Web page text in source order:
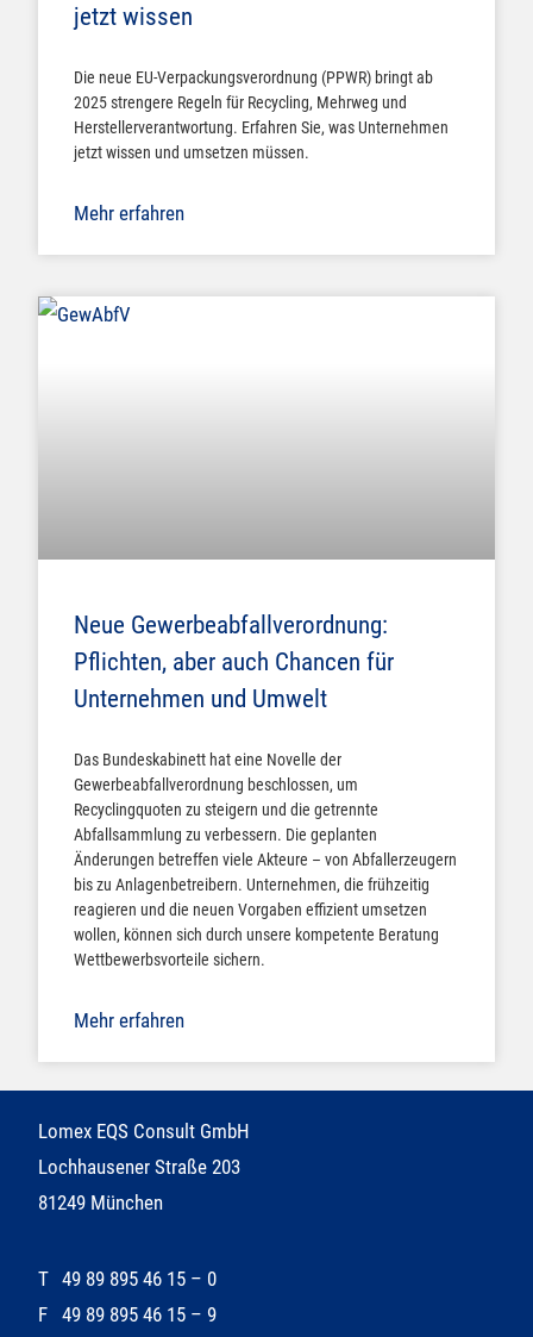
jetzt wissen
Die neue EU-Verpackungsverordnung (PPWR) bringt ab
2025 strengere Regeln für Recycling, Mehrweg und
Herstellerverantwortung. Erfahren Sie, was Unternehmen
jetzt wissen und umsetzen müssen.
Mehr erfahren
Neue Gewerbeabfallverordnung:
Pflichten, aber auch Chancen für
Unternehmen und Umwelt
Das Bundeskabinett hat eine Novelle der
Gewerbeabfallverordnung beschlossen, um
Recyclingquoten zu steigern und die getrennte
Abfallsammlung zu verbessern. Die geplanten
Änderungen betreffen viele Akteure – von Abfallerzeugern
bis zu Anlagenbetreibern. Unternehmen, die frühzeitig
reagieren und die neuen Vorgaben effizient umsetzen
wollen, können sich durch unsere kompetente Beratung
Wettbewerbsvorteile sichern.
Mehr erfahren
Lomex EQS Consult GmbH
Lochhausener Straße 203
81249 München
T
F
49 89 895 46 15 – 0
49 89 895 46 15 – 9